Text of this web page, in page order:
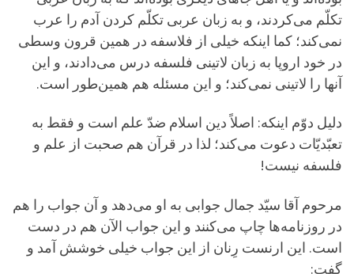
تکلّم می‌کردند، و به زبان عربی تکلّم کردن آدم را عرب
نمی‌کند؛ کما اینکه خیلی از فلاسفه در همین قرون وسطی
در خود اروپا به زبان لاتینی فلسفه درس می‌دادند، و این
آنها را لاتینی نمی‌کند؛ و این مسئله هم همین‌طور است.
دلیل دوّم اینکه: اصلاً دین اسلام ضدّ علم است و فقط به
تعبّدیّات دعوت می‌کند؛ لذا در قرآن هم صحبت از علم و
فلسفه نیست!
مرحوم آقا سیّد جمال جوابی به او می‌دهد و آن جواب را هم
در روزنامه‌ها چاپ می‌کنند و این جواب الآن هم در دست
است. این ارنست رِنان از این جواب خیلی خوشش آمد و
گفت: